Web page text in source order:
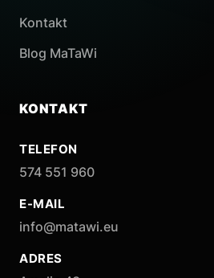
Kontakt
Blog MaTaWi
KONTAKT
TELEFON
574 551 960
E-MAIL
info@matawi.eu
ADRES